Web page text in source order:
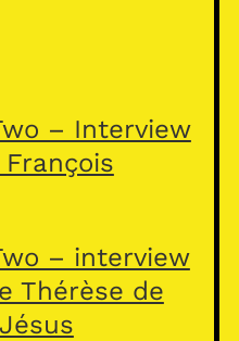
– Interview
– interview
Thérèse de